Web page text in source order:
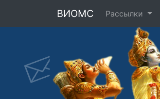
ВИОМС Рассылки